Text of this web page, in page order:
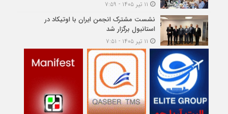
نشست مشترک انجمن ایران با اوتیکاد در
استانبول برگزار شد